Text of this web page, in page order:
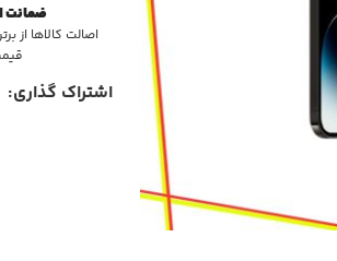
ضمانت
اصالت کالاها از
اشتراک گذاری: